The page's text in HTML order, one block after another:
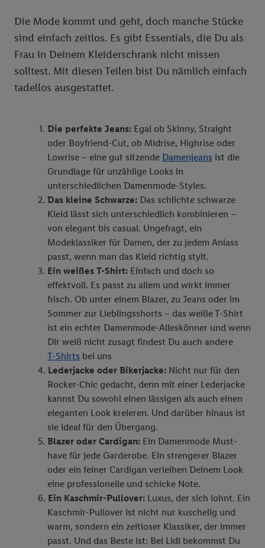
Die Mode kommt und geht, doch manche Stücke
sind einfach zeitlos. Es gibt Essentials, die Du als
Frau in Deinem Kleiderschrank nicht missen
solltest. Mit diesen Teilen bist Du nämlich einfach
tadellos ausgestattet.
Die perfekte Jeans: Egal ob Skinny, Straight
oder Boyfriend-Cut, ob Midrise, Highrise oder
Lowrise – eine gut sitzende Damenjeans ist die
Grundlage für unzählige Looks in
unterschiedlichen Damenmode-Styles.
Das kleine Schwarze: Das schlichte schwarze
Kleid lässt sich unterschiedlich kombinieren –
von elegant bis casual. Ungefragt, ein
Modeklassiker für Damen, der zu jedem Anlass
passt, wenn man das Kleid richtig stylt.
Ein weißes T-Shirt: Einfach und doch so
effektvoll. Es passt zu allem und wirkt immer
frisch. Ob unter einem Blazer, zu Jeans oder im
Sommer zur Lieblingsshorts – das weiße T-Shirt
ist ein echter Damenmode-Alleskönner und wenn
Dir weiß nicht zusagt findest Du auch andere
T-Shirts bei uns
Lederjacke oder Bikerjacke: Nicht nur für den
Rocker-Chic gedacht, denn mit einer Lederjacke
kannst Du sowohl einen lässigen als auch einen
eleganten Look kreieren. Und darüber hinaus ist
sie ideal für den Übergang.
Blazer oder Cardigan: Ein Damenmode Must-
have für jede Garderobe. Ein strengerer Blazer
oder ein feiner Cardigan verleihen Deinem Look
eine professionelle und schicke Note.
Ein Kaschmir-Pullover: Luxus, der sich lohnt. Ein
Kaschmir-Pullover ist nicht nur kuschelig und
warm, sondern ein zeitloser Klassiker, der immer
passt. Und das Beste ist: Bei Lidl bekommst Du